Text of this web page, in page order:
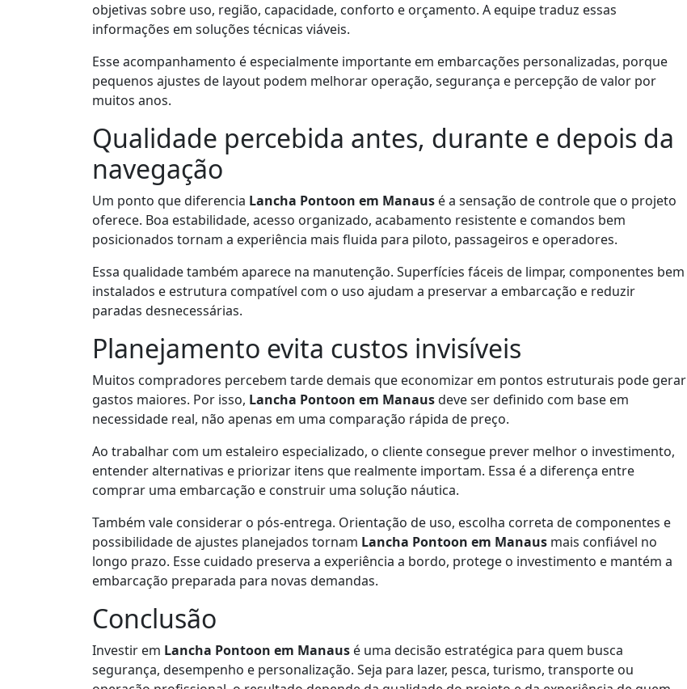
objetivas sobre uso, região, capacidade, conforto e orçamento. A equipe traduz essas
informações em soluções técnicas viáveis.
Esse acompanhamento é especialmente importante em embarcações personalizadas, porque
pequenos ajustes de layout podem melhorar operação, segurança e percepção de valor por
muitos anos.
Qualidade percebida antes, durante e depois da
navegação
Um ponto que diferencia Lancha Pontoon em Manaus é a sensação de controle que o projeto
oferece. Boa estabilidade, acesso organizado, acabamento resistente e comandos bem
posicionados tornam a experiência mais fluida para piloto, passageiros e operadores.
Essa qualidade também aparece na manutenção. Superfícies fáceis de limpar, componentes bem
instalados e estrutura compatível com o uso ajudam a preservar a embarcação e reduzir
paradas desnecessárias.
Planejamento evita custos invisíveis
Muitos compradores percebem tarde demais que economizar em pontos estruturais pode gerar
gastos maiores. Por isso, Lancha Pontoon em Manausdeve ser definido com base em
necessidade real, não apenas em uma comparação rápida de preço.
Ao trabalhar com um estaleiro especializado, o cliente consegue prever melhor o investimento,
entender alternativas e priorizar itens que realmente importam. Essa é a diferença entre
comprar uma embarcação e construir uma solução náutica.
Também vale considerar o pós-entrega. Orientação de uso, escolha correta de componentes e
possibilidade de ajustes planejados tornam Lancha Pontoon em Manaus mais confiável no
longo prazo. Esse cuidado preserva a experiência a bordo, protege o investimento e mantém a
embarcação preparada para novas demandas.
Conclusão
Investir em Lancha Pontoon em Manaus é uma decisão estratégica para quem busca
segurança, desempenho e personalização. Seja para lazer, pesca, turismo, transporte ou